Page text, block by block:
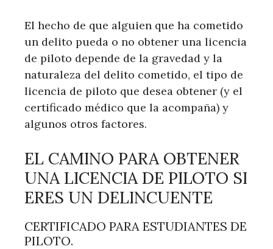
El hecho de que alguien que ha cometido
un delito pueda o no obtener una licencia
de piloto depende de la gravedad y la
naturaleza del delito cometido, el tipo de
licencia de piloto que desea obtener (y el
certificado médico que la acompaña) y
algunos otros factores.
EL CAMINO PARA OBTENER
UNA LICENCIA DE PILOTO SI
ERES UN DELINCUENTE
CERTIFICADO PARA ESTUDIANTES DE
PILOTO.